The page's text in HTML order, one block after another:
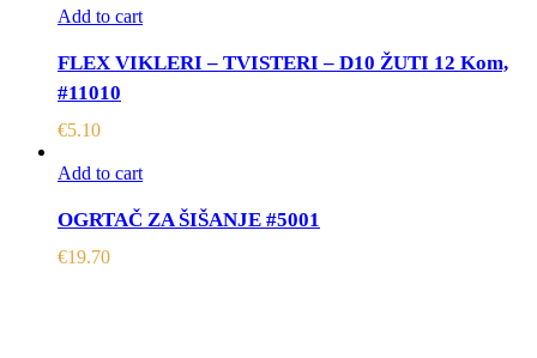
Add to cart
FLEX VIKLERI – TVISTERI – D10 ŽUTI 12 Kom,
#11010
€5.10
Add to cart
OGRTAČ ZA ŠIŠANJE #5001
€19.70